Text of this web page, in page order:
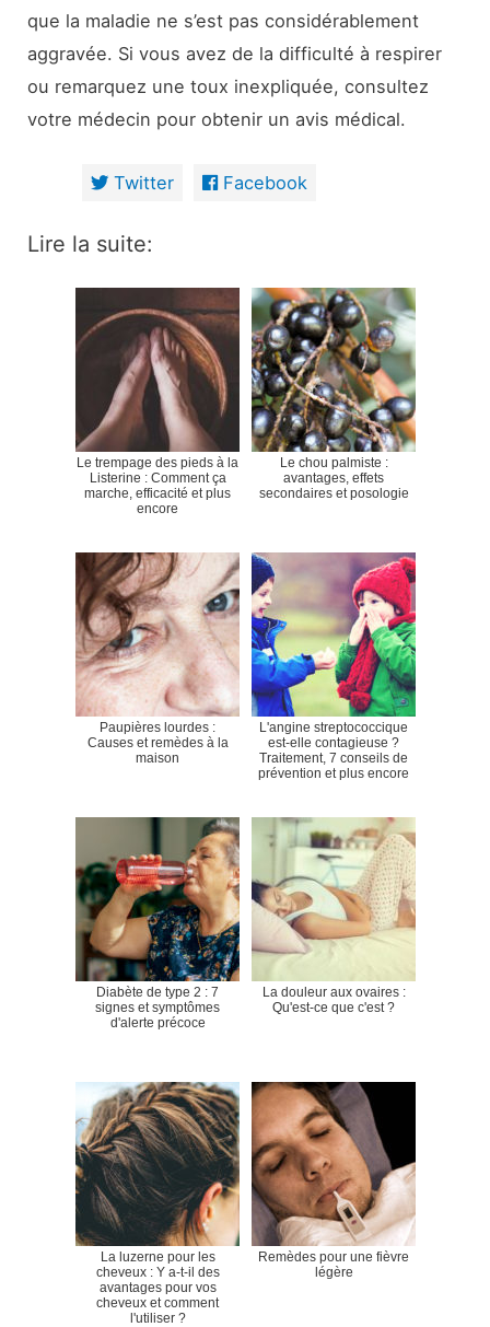
que la maladie ne s’est pas considérablement
aggravée. Si vous avez de la difficulté à respirer
ou remarquez une toux inexpliquée, consultez
votre médecin pour obtenir un avis médical.
Twitter Facebook
Lire la suite:
Le trempage des pieds à la
Listerine : Comment ça
marche, efficacité et plus
encore
Le chou palmiste :
avantages, effets
secondaires et posologie
Paupières lourdes :
Causes et remèdes à la
maison
L'angine streptococcique
est-elle contagieuse ?
Traitement, 7 conseils de
prévention et plus encore
Diabète de type 2 : 7
signes et symptômes
d'alerte précoce
La douleur aux ovaires :
Qu'est-ce que c'est ?
La luzerne pour les
cheveux : Y a-t-il des
avantages pour vos
cheveux et comment
l'utiliser ?
Remèdes pour une fièvre
légère